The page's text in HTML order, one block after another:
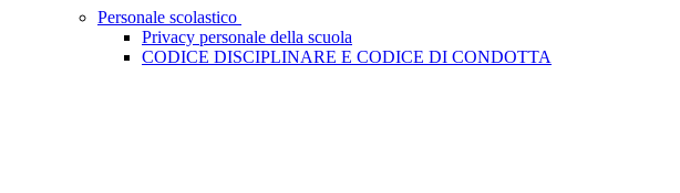
Personale scolastico
Privacy personale della scuola
CODICE DISCIPLINARE E CODICE DI CONDOTTA